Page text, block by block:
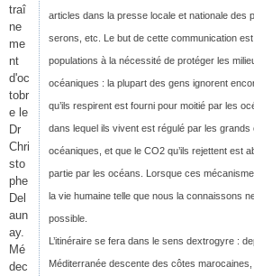
traî
ne
me
nt
d'oc
tobr
e le
Dr
Chri
sto
phe
Del
aun
ay.
Mé
dec
articles dans la presse locale et nationale des
serons, etc. Le but de cette communication
populations à la nécessité de protéger les
océaniques : la plupart des gens ignorent
qu’ils respirent est fourni pour moitié par les
dans lequel ils vivent est régulé par les grands
océaniques, et que le CO2 qu’ils rejettent est
partie par les océans. Lorsque ces
la vie humaine telle que nous la connaissons
possible.
L’itinéraire se fera dans le sens dextrogyre :
Méditerranée descente des côtes